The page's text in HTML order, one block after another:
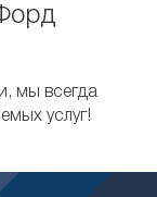
мы всегда
услуг!